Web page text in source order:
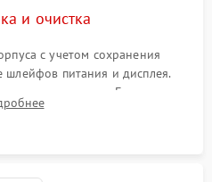
и очистка
с учетом сохранения
шлейфов питания и дисплея.
окислов и пыли. Бережная
специализированными